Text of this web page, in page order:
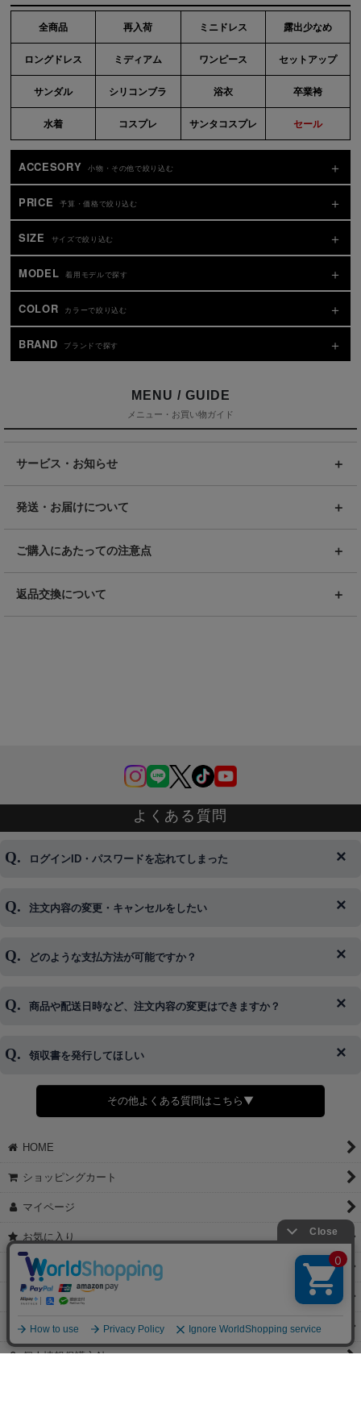
全商品 再入荷 ミニドレス 露出少なめ
ロングドレス ミディアム ワンピース セットアップ
サンダル シリコンブラ 浴衣 卒業袴
水着 コスプレ サンタコスプレ セール
ACCESORY 小物・その他で絞り込む
PRICE 予算・価格で絞り込む
SIZE サイズで絞り込む
MODEL 着用モデルで探す
COLOR カラーで絞り込む
BRAND ブランドで探す
MENU / GUIDE
メニュー・お買い物ガイド
サービス・お知らせ
発送・お届けについて
ご購入にあたっての注意点
返品交換について
よくある質問
ログインID・パスワードを忘れてしまった
◆下記ページより、ログインIDの変更が可能です。
注文内容の変更・キャンセルをしたい
◆即日発送を行なっている関係上、午後以降のご連絡やキャンセル
※発送後、発送準備が完了しお手続きが間に合わない場合は変更、
どのような支払方法が可能ですか？
◆代金引換・クレジットカード・携帯キャリア決済・おねだり決
商品や配送日時など、注文内容の変更はできますか？
◆商品発送前の変更は承っております。
さい。
領収書を発行してほしい
◆領収書はご希望頂いた場合のみ発行しております。
【これからご注文する場合】
願いします。
②宛名（空欄は上様は不可）
【すでにご注文が完了している場合】
①お電話・メール・LINEにて領収書希望の連絡をお願い致します
②後日、郵送にて領収書を送らせて頂きます。
①マイページから購入履歴→購入内容→領収書発行を選択。
②後日、郵送にて領収書を送らせて頂きます。
その他よくある質問はこちら▼
HOME
ショッピングカート
マイページ
お気に入り
特定商取引法表示
ご利用案内
お問い合せ
個人情報保護方針